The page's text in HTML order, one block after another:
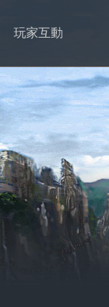
玩家互動